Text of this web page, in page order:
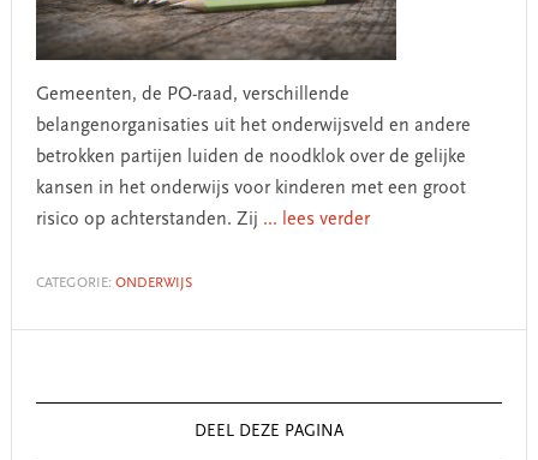
Gemeenten, de PO-raad, verschillende
belangenorganisaties uit het onderwijsveld en andere
betrokken partijen luiden de noodklok over de gelijke
kansen in het onderwijs voor kinderen met een groot
risico op achterstanden. Zij ... lees verder
CATEGORIE: ONDERWIJS
Sidebar
DEEL DEZE PAGINA